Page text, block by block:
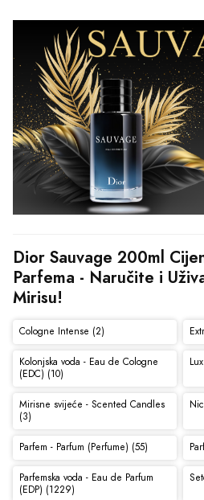
Dior Sauvage 200ml
Parfema - Naručite i
Mirisu!
Cologne Intense (2)
Kolonjska voda - Eau de Cologne
(EDC) (10)
Mirisne svijeće - Scented Candles
(3)
Parfem - Parfum (Perfume) (55)
Parfemska voda - Eau de Parfum
(EDP) (1229)